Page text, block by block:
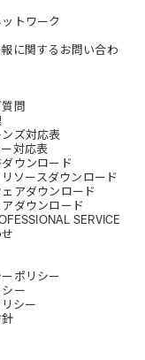
トワーク
に関するお問い合わ
問
ズ対応表
対応表
ウンロード
ソースダウンロード
アダウンロード
ダウンロード
SERVICE
ポリシー
ー
シー